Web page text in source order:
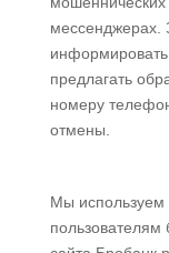
мессенджерах.
предлагать
номеру
отмены.
Мы используем